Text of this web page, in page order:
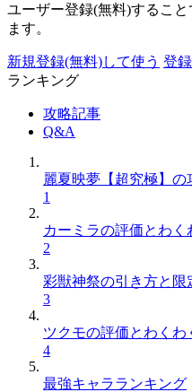
ユーザー登録(無料)するこ
ます。
新規登録(無料)して使う 登
ランキング
攻略記事
Q&A
麗夏映夢【超究極】の
1
カーミラの評価とわく
2
彩獣神祭の引き方と限
3
ツクモの評価とわくわ
4
最強キャラランキング